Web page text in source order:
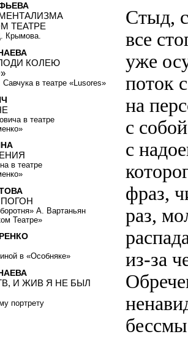
Стыд,
все
уже
поток
на
с
с
фраз,
раз,
из-за
ТЕАТРЕ
Крымова.
КОЛЕЮ
в театре «Lusores»
в театре
в театре
А. Вартаньян
Театре»
в «Особняке»
И ЖИВ Я НЕ БЫЛ
портрету